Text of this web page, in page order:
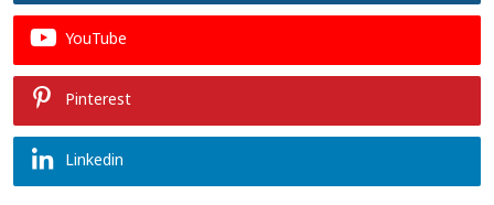
YouTube
Pinterest
Linkedin